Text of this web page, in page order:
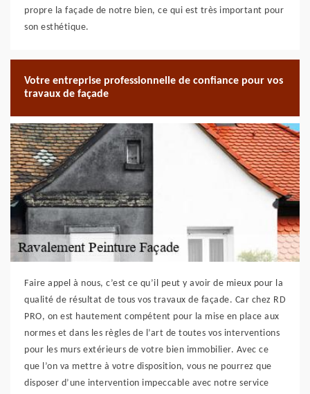
propre la façade de notre bien, ce qui est très important pour
son esthétique.
Votre entreprise professionnelle de confiance pour vos
travaux de façade
Faire appel à nous, c’est ce qu’il peut y avoir de mieux pour la
qualité de résultat de tous vos travaux de façade. Car chez RD
PRO, on est hautement compétent pour la mise en place aux
normes et dans les règles de l’art de toutes vos interventions
pour les murs extérieurs de votre bien immobilier. Avec ce
que l’on va mettre à votre disposition, vous ne pourrez que
disposer d’une intervention impeccable avec notre service